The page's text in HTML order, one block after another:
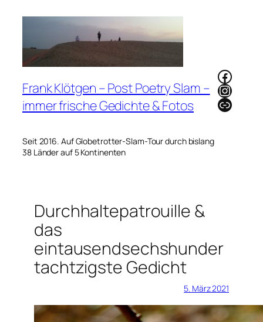
Frank Klötgen – Post Poetry Slam –
immer frische Gedichte & Fotos
Seit 2016. Auf Globetrotter-Slam-Tour durch bislang
38 Länder auf 5 Kontinenten
Link
Durchhaltepatrouille &
das
eintausendsechshunder
tachtzigste Gedicht
5. März 2021